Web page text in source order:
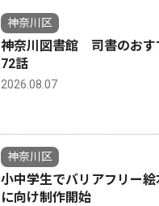
神奈川区
神奈川図書館 司書のおす
72話
2026.08.07
神奈川区
小中学生でバリアフリー
に向け制作開始